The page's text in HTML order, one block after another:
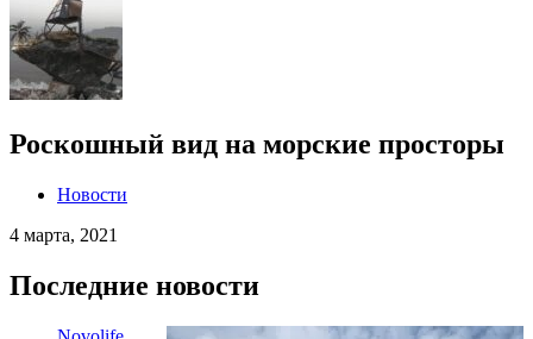
Роскошный вид на морские просторы
Новости
4 марта, 2021
Последние новости